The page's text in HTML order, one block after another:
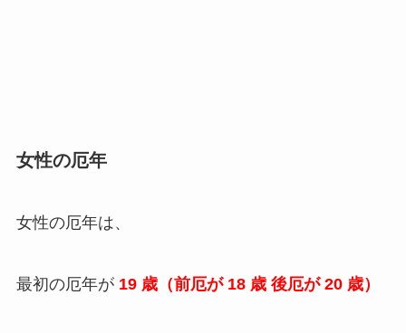
女性の厄年
女性の厄年は、
最初の厄年が19 歳（前厄が 18 歳 後厄が 20 歳）